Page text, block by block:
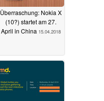
Überraschung: Nokia X
(10?) startet am 27.
April in China 15.04.2018